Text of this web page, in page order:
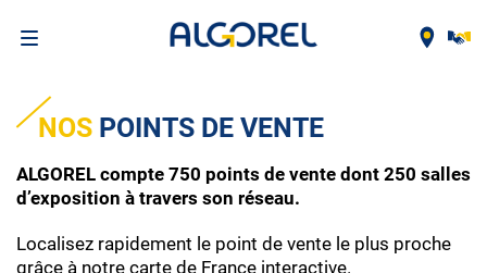
contenu
principal
NOS POINTS DE VENTE
ALGOREL compte 750 points de vente dont 250 salles
d’exposition à travers son réseau.
Localisez rapidement le point de vente le plus proche
grâce à notre carte de France interactive.